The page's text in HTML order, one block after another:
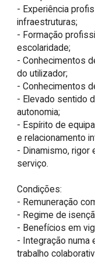
- Experiência
infraestruturas;
- Formação
escolaridade;
- Conhecimentos
do utilizador;
- Conhecimentos
- Elevado sentido
autonomia;
- Espírito de
e relacionamento
- Dinamismo, rigor
serviço.
Condições:
- Remuneração
- Regime de
- Benefícios em
- Integração numa
trabalho